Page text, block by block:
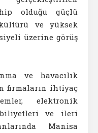
olduğu güçlü
ve yüksek
üzerine görüş
ve havacılık
firmaların ihtiyaç
elektronik
ve ileri
Manisa